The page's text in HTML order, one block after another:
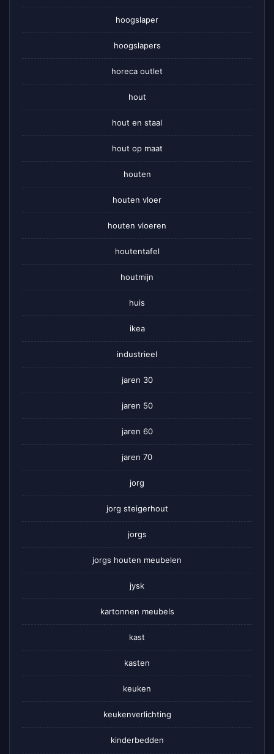
hoogslaper
hoogslapers
horeca outlet
hout
hout en staal
hout op maat
houten
houten vloer
houten vloeren
houtentafel
houtmijn
huis
ikea
industrieel
jaren 30
jaren 50
jaren 60
jaren 70
jorg
jorg steigerhout
jorgs
jorgs houten meubelen
jysk
kartonnen meubels
kast
kasten
keuken
keukenverlichting
kinderbedden